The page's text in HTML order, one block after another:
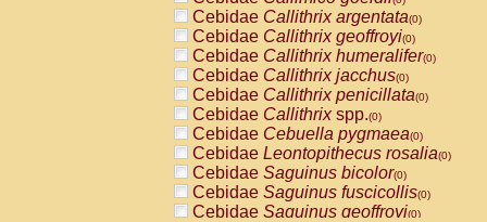
Cebidae Callithrix argentata(0)
Cebidae Callithrix geoffroyi(0)
Cebidae Callithrix humeralifer(0)
Cebidae Callithrix jacchus(0)
Cebidae Callithrix penicillata(0)
Cebidae Callithrixspp.(0)
Cebidae Cebuella pygmaea(0)
Cebidae Leontopithecus rosalia(0)
Cebidae Saguinus bicolor(0)
Cebidae Saguinus fuscicollis(0)
Cebidae Saguinus geoffroyi(0)